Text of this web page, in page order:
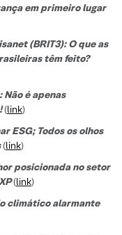
em primeiro lugar
(BRIT3): O que as
têm feito?
Não é apenas
(link)
ESG; Todos os olhos
(link)
posicionada no setor
(link)
climático alarmante